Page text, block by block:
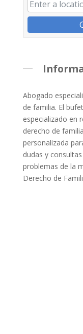
Abogado
de familia. El
especializado en
derecho de
personalizada
dudas y
problemas de la
Derecho de